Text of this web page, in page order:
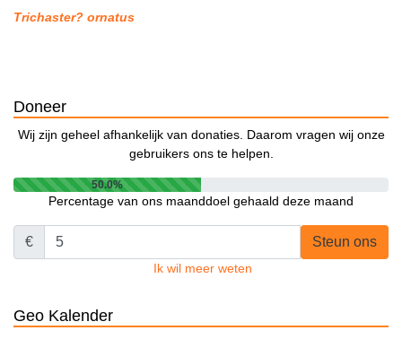
Trichaster? ornatus
Doneer
Wij zijn geheel afhankelijk van donaties. Daarom vragen wij onze
gebruikers ons te helpen.
50.0%
Percentage van ons maanddoel gehaald deze maand
€ Steun ons
Ik wil meer weten
Geo Kalender